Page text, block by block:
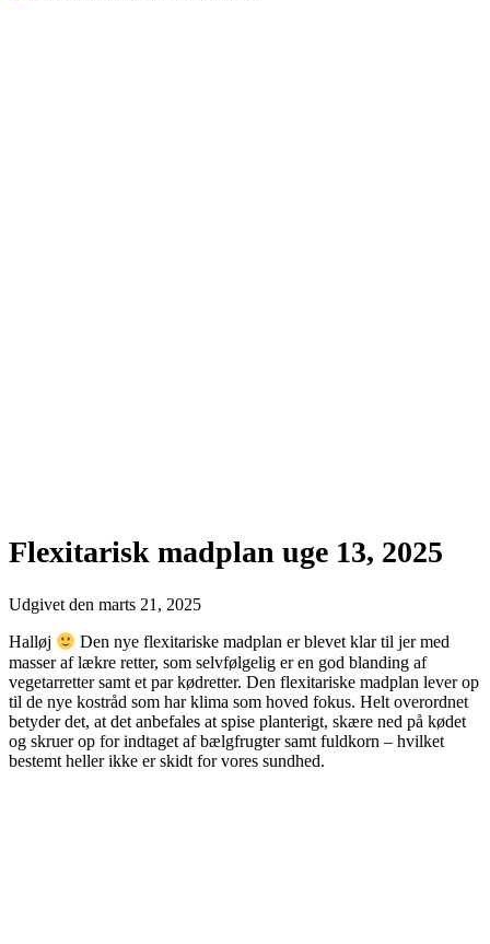
Flexitarisk madplan uge 13, 2025
Udgivet den marts 21, 2025
Halløj
Den nye flexitariske madplan er blevet klar til jer med
masser af lækre retter, som selvfølgelig er en god blanding af
vegetarretter samt et par kødretter. Den flexitariske madplan lever op
til de nye kostråd som har klima som hoved fokus. Helt overordnet
betyder det, at det anbefales at spise planterigt, skære ned på kødet
og skruer op for indtaget af bælgfrugter samt fuldkorn – hvilket
bestemt heller ikke er skidt for vores sundhed.